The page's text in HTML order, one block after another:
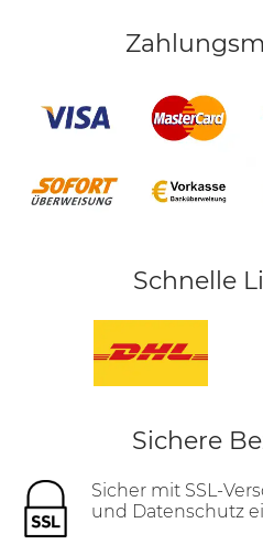
Schnelle
Sichere
Sicher mit SSL-
und Datenschutz